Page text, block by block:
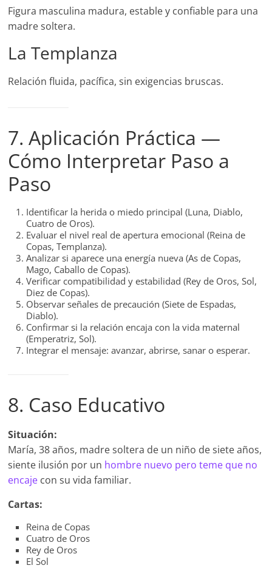
Figura masculina madura, estable y confiable para una
madre soltera.
La Templanza
Relación fluida, pacífica, sin exigencias bruscas.
7. Aplicación Práctica —
Cómo Interpretar Paso a
Paso
Identificar la herida o miedo principal (Luna, Diablo,
Cuatro de Oros).
Evaluar el nivel real de apertura emocional (Reina de
Copas, Templanza).
Analizar si aparece una energía nueva (As de Copas,
Mago, Caballo de Copas).
Verificar compatibilidad y estabilidad (Rey de Oros, Sol,
Diez de Copas).
Observar señales de precaución (Siete de Espadas,
Diablo).
Confirmar si la relación encaja con la vida maternal
(Emperatriz, Sol).
Integrar el mensaje: avanzar, abrirse, sanar o esperar.
8. Caso Educativo
Situación:
María, 38 años, madre soltera de un niño de siete años,
siente ilusión por un hombre nuevo pero teme que no
encaje con su vida familiar.
Cartas:
Reina de Copas
Cuatro de Oros
Rey de Oros
El Sol